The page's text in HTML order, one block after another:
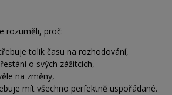
rozuměli, proč:
tolik času na rozhodování,
o svých zážitcích,
na změny,
mít všechno perfektně uspořádané.